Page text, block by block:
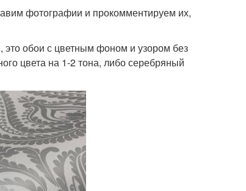
фотографии и прокомментируем их,
обои с цветным фоном и узором без
цвета на 1-2 тона, либо серебряный